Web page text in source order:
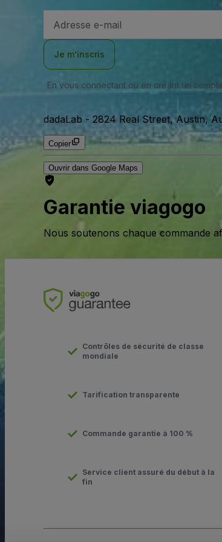
e-
Je m’inscris
En vous connectant ou en créant un
dadaLab - 2824 Real Street, Austin,
Copier
Ouvrir dans Google Maps
Garantie viagogo
Nous soutenons chaque commande
Contrôles de sécurité de classe
mondiale
Tarification transparente
Commande garantie à 100 %
Service client assuré du début à la
fin